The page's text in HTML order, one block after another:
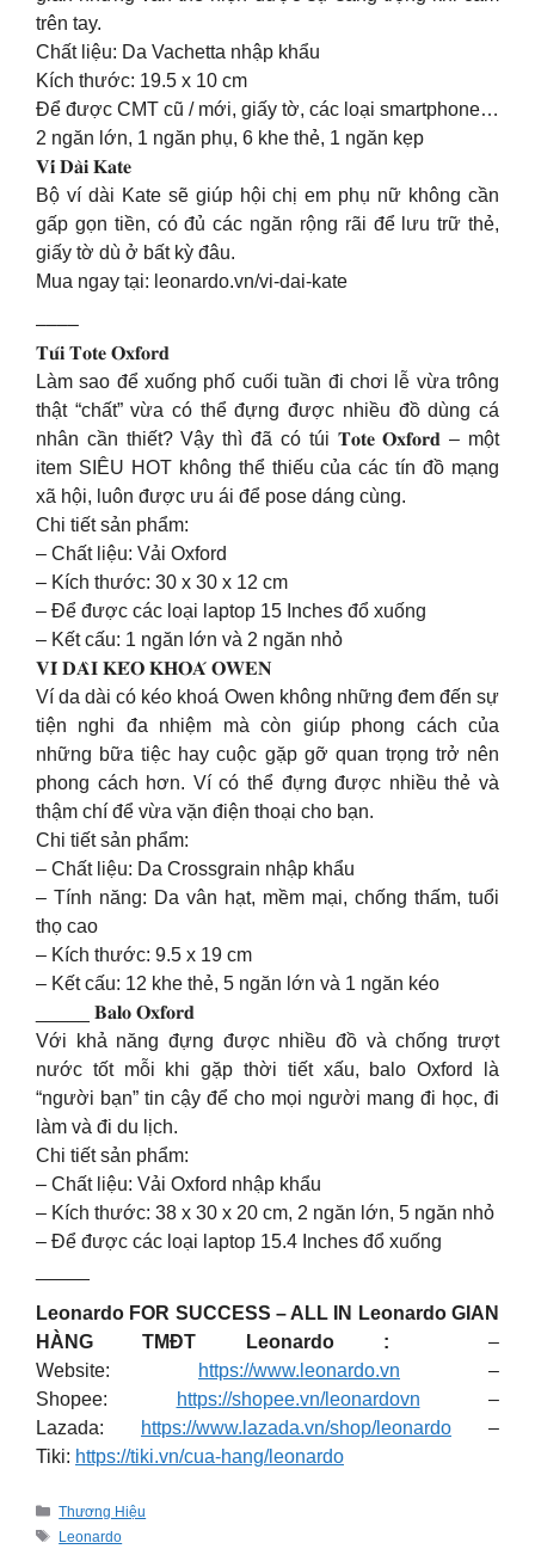
trên tay.
Chất liệu: Da Vachetta nhập khẩu
Kích thước: 19.5 x 10 cm
Để được CMT cũ / mới, giấy tờ, các loại smartphone…
2 ngăn lớn, 1 ngăn phụ, 6 khe thẻ, 1 ngăn kẹp
𝐕𝐢́ 𝐃𝐚̀𝐢 𝐊𝐚𝐭𝐞
Bộ ví dài Kate sẽ giúp hội chị em phụ nữ không cần
gấp gọn tiền, có đủ các ngăn rộng rãi để lưu trữ thẻ,
giấy tờ dù ở bất kỳ đâu.
Mua ngay tại: leonardo.vn/vi-dai-kate
––––
𝐓𝐮́𝐢 𝐓𝐨𝐭𝐞 𝐎𝐱𝐟𝐨𝐫𝐝
Làm sao để xuống phố cuối tuần đi chơi lễ vừa trông
thật “chất” vừa có thể đựng được nhiều đồ dùng cá
nhân cần thiết? Vậy thì đã có túi 𝐓𝐨𝐭𝐞 𝐎𝐱𝐟𝐨𝐫𝐝 – một
item SIÊU HOT không thể thiếu của các tín đồ mạng
xã hội, luôn được ưu ái để pose dáng cùng.
Chi tiết sản phẩm:
– Chất liệu: Vải Oxford
– Kích thước: 30 x 30 x 12 cm
– Để được các loại laptop 15 Inches đổ xuống
– Kết cấu: 1 ngăn lớn và 2 ngăn nhỏ
𝐕𝐈́ 𝐃𝐀̀𝐈 𝐊𝐄́𝐎 𝐊𝐇𝐎𝐀́ 𝐎𝐖𝐄𝐍
Ví da dài có kéo khoá Owen không những đem đến sự
tiện nghi đa nhiệm mà còn giúp phong cách của
những bữa tiệc hay cuộc gặp gỡ quan trọng trở nên
phong cách hơn. Ví có thể đựng được nhiều thẻ và
thậm chí để vừa vặn điện thoại cho bạn.
Chi tiết sản phẩm:
– Chất liệu: Da Crossgrain nhập khẩu
– Tính năng: Da vân hạt, mềm mại, chống thấm, tuổi
thọ cao
– Kích thước: 9.5 x 19 cm
– Kết cấu: 12 khe thẻ, 5 ngăn lớn và 1 ngăn kéo
_____ 𝐁𝐚𝐥𝐨 𝐎𝐱𝐟𝐨𝐫𝐝
Với khả năng đựng được nhiều đồ và chống trượt
nước tốt mỗi khi gặp thời tiết xấu, balo Oxford là
“người bạn” tin cậy để cho mọi người mang đi học, đi
làm và đi du lịch.
Chi tiết sản phẩm:
– Chất liệu: Vải Oxford nhập khẩu
– Kích thước: 38 x 30 x 20 cm, 2 ngăn lớn, 5 ngăn nhỏ
– Để được các loại laptop 15.4 Inches đổ xuống
Leonardo FOR SUCCESS – ALL IN Leonardo GIAN
HÀNG TMĐT Leonardo :
–
Website:
https://www.leonardo.vn –
Shopee:
https://shopee.vn/leonardovn –
Lazada:
https://www.lazada.vn/shop/leonardo –
Tiki: https://tiki.vn/cua-hang/leonardo
Categories
Thương Hiệu
Tags
Leonardo